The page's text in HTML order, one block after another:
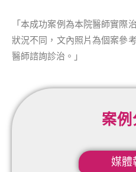
案
媒體
「本成功案例為本院醫師實際
狀況不同，文內照片為個案參
醫師諮詢診治。」